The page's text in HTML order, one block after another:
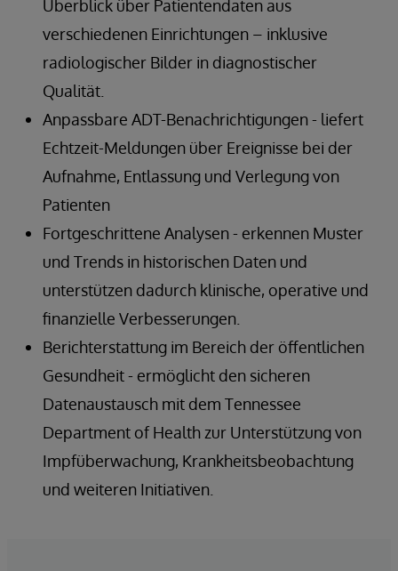
Überblick über Patientendaten aus
verschiedenen Einrichtungen – inklusive
radiologischer Bilder in diagnostischer
Qualität.
Anpassbare ADT-Benachrichtigungen - liefert
Echtzeit-Meldungen über Ereignisse bei der
Aufnahme, Entlassung und Verlegung von
Patienten
Fortgeschrittene Analysen - erkennen Muster
und Trends in historischen Daten und
unterstützen dadurch klinische, operative und
finanzielle Verbesserungen.
Berichterstattung im Bereich der öffentlichen
Gesundheit - ermöglicht den sicheren
Datenaustausch mit dem Tennessee
Department of Health zur Unterstützung von
Impfüberwachung, Krankheitsbeobachtung
und weiteren Initiativen.